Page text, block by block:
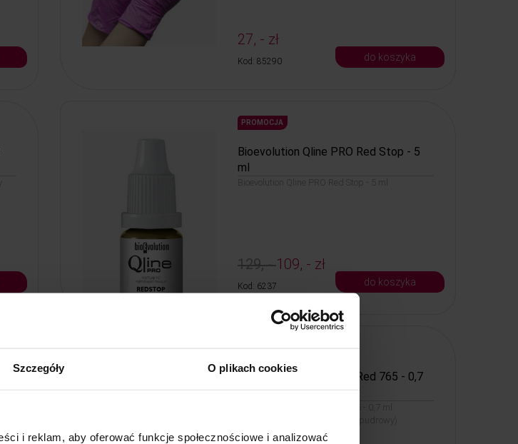
Szczegóły O plikach cookies
i reklam, aby oferować funkcje społecznościowe i analizować
27, - zł
Kod: 85290 do koszyka
PROMOCJA
Bioevolution Qline PRO Red Stop - 5
ml
Bioevolution Qline PRO Red Stop - 5 ml
129, -109, - zł
Kod: 6237 do koszyka
Bioevolution Qline PRO Red 765 - 0,7